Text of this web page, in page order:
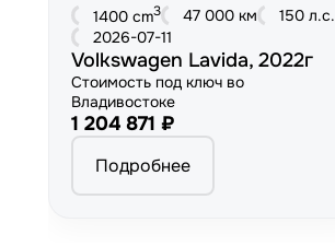
1400 cm3 47 000 км
150 л.с.
2026-07-11
Volkswagen Lavida, 2022г
Стоимость под ключ во
Владивостоке
1 204 871 ₽
Подробнее